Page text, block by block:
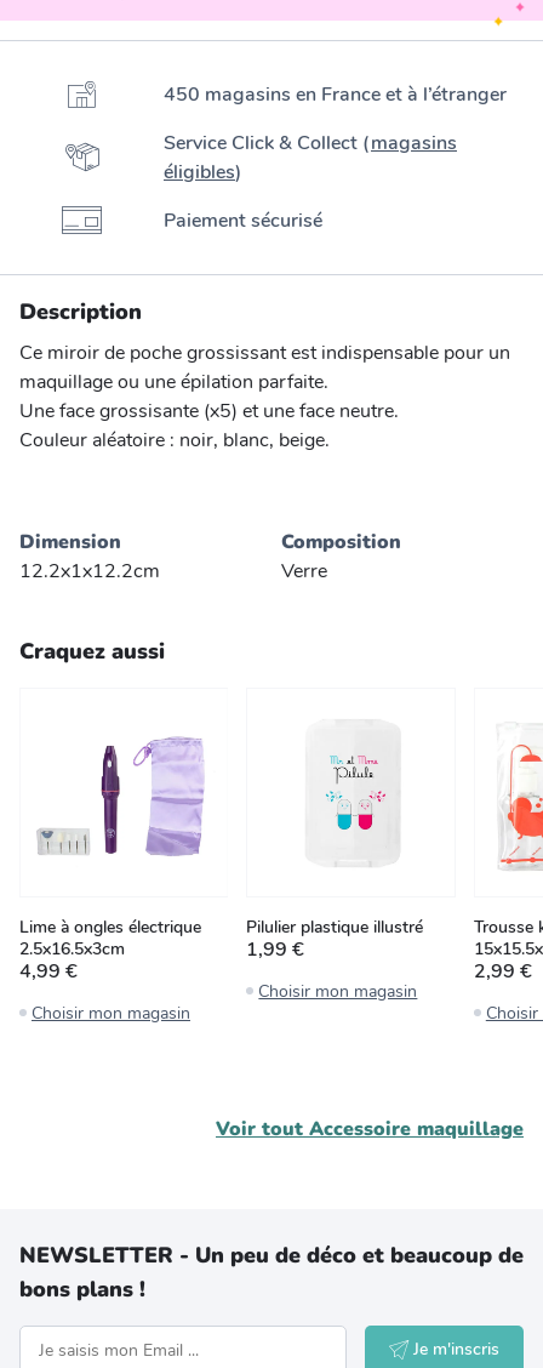
450 magasins en France et à l’étranger
Service Click & Collect (magasins
éligibles)
Paiement sécurisé
Description
Ce miroir de poche grossissant est indispensable pour un
maquillage ou une épilation parfaite.
Une face grossisante (x5) et une face neutre.
Couleur aléatoire : noir, blanc, beige.
Dimension
12.2x1x12.2cm
Composition
Verre
Craquez aussi
Lime à ongles électrique
2.5x16.5x3cm
4,99 €
Choisir mon magasin
Pilulier plastique illustré
1,99 €
Choisir mon magasin
Trousse
2,99 €
Voir tout Accessoire maquillage
NEWSLETTER - Un peu de déco et beaucoup de
bons plans !
Je m'inscris